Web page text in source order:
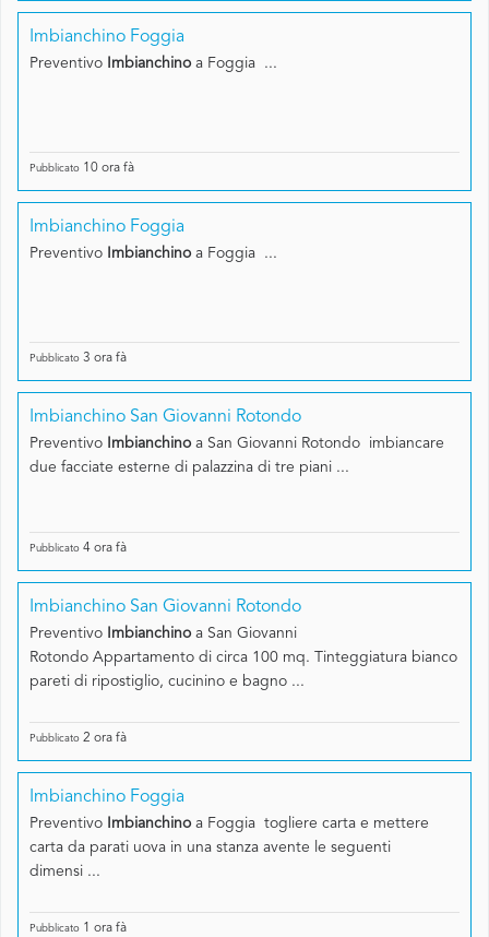
Imbianchino Foggia
Preventivo Imbianchinoa Foggia ...
Pubblicato 10 ora fà
Imbianchino Foggia
Preventivo Imbianchinoa Foggia ...
Pubblicato 3 ora fà
Imbianchino San Giovanni Rotondo
Preventivo Imbianchinoa San Giovanni Rotondo imbiancare
due facciate esterne di palazzina di tre piani ...
Pubblicato 4 ora fà
Imbianchino San Giovanni Rotondo
Preventivo Imbianchinoa San Giovanni
Rotondo Appartamento di circa 100 mq. Tinteggiatura bianco
pareti di ripostiglio, cucinino e bagno ...
Pubblicato 2 ora fà
Imbianchino Foggia
Preventivo Imbianchinoa Foggia togliere carta e mettere
carta da parati uova in una stanza avente le seguenti
dimensi ...
Pubblicato 1 ora fà